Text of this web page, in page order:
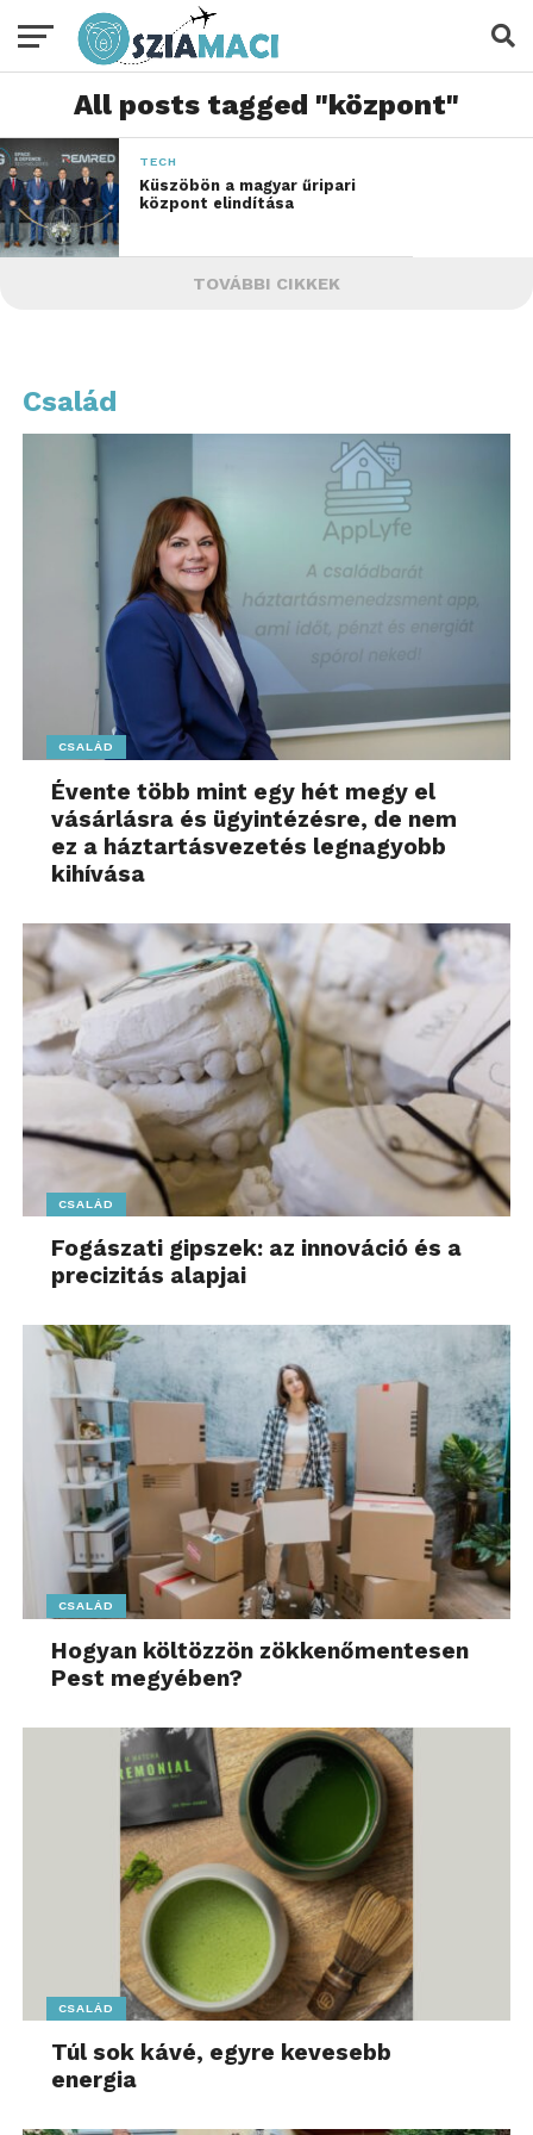
All posts tagged "központ"
TECH
Küszöbön a magyar űripari
központ elindítása
TOVÁBBI CIKKEK
Család
CSALÁD
Évente több mint egy hét megy el
vásárlásra és ügyintézésre, de nem
ez a háztartásvezetés legnagyobb
kihívása
CSALÁD
Fogászati gipszek: az innováció és a
precizitás alapjai
CSALÁD
Hogyan költözzön zökkenőmentesen
Pest megyében?
CSALÁD
Túl sok kávé, egyre kevesebb
energia